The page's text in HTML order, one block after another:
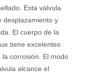
Esta válvula
desplazamiento y
El cuerpo de la
tiene excelentes
corrosión. El modo
alcance el